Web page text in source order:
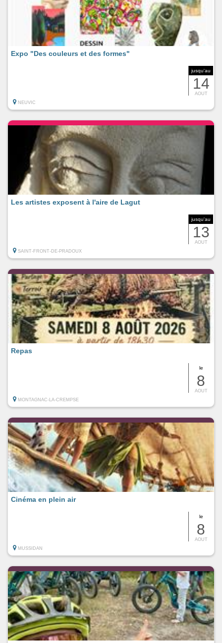
jusqu'au
14
AOUT
Expo "Des couleurs et des formes"
NEUVIC
jusqu'au
13
AOUT
Les artistes exposent à l'aire de Lagut
SAINT-FRONT-DE-PRADOUX
le
8
AOUT
Repas
MONTAGNAC-LA-CREMPSE
le
8
AOUT
Cinéma en plein air
MUSSIDAN